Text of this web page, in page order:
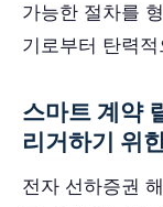
가능한 절차를
기로부터 탄력
스마트 계약
리거하기 위
전자 선하증권